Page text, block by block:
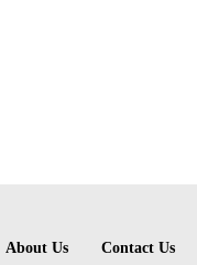
About Us Contact Us